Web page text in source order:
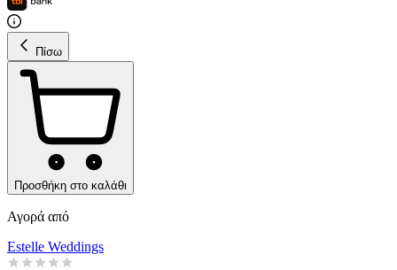
Πίσω
Προσθήκη στο καλάθι
Αγορά από
Estelle Weddings